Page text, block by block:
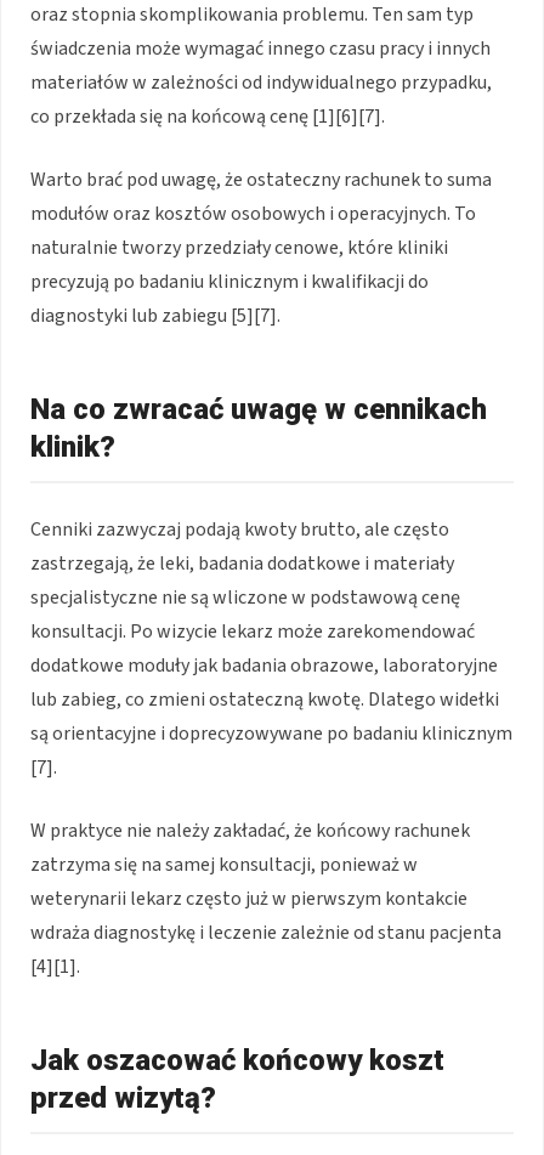
oraz stopnia skomplikowania problemu. Ten sam typ
świadczenia może wymagać innego czasu pracy i innych
materiałów w zależności od indywidualnego przypadku,
co przekłada się na końcową cenę [1][6][7].
Warto brać pod uwagę, że ostateczny rachunek to suma
modułów oraz kosztów osobowych i operacyjnych. To
naturalnie tworzy przedziały cenowe, które kliniki
precyzują po badaniu klinicznym i kwalifikacji do
diagnostyki lub zabiegu [5][7].
Na co zwracać uwagę w cennikach
klinik?
Cenniki zazwyczaj podają kwoty brutto, ale często
zastrzegają, że leki, badania dodatkowe i materiały
specjalistyczne nie są wliczone w podstawową cenę
konsultacji. Po wizycie lekarz może zarekomendować
dodatkowe moduły jak badania obrazowe, laboratoryjne
lub zabieg, co zmieni ostateczną kwotę. Dlatego widełki
są orientacyjne i doprecyzowywane po badaniu klinicznym
[7].
W praktyce nie należy zakładać, że końcowy rachunek
zatrzyma się na samej konsultacji, ponieważ w
weterynarii lekarz często już w pierwszym kontakcie
wdraża diagnostykę i leczenie zależnie od stanu pacjenta
[4][1].
Jak oszacować końcowy koszt
przed wizytą?